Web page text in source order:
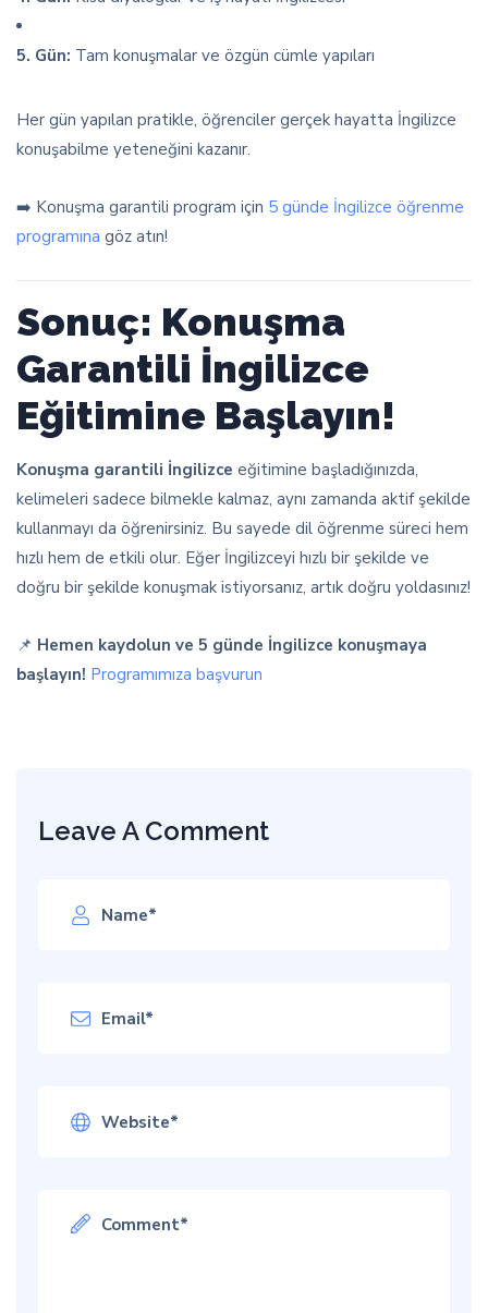
5. Gün: Tam konuşmalar ve özgün cümle yapıları
Her gün yapılan pratikle, öğrenciler gerçek hayatta İngilizce
konuşabilme yeteneğini kazanır.
➡️ Konuşma garantili program için 5 günde İngilizce öğrenme
programına göz atın!
Sonuç: Konuşma
Garantili İngilizce
Eğitimine Başlayın!
Konuşma garantili İngilizce eğitimine başladığınızda,
kelimeleri sadece bilmekle kalmaz, aynı zamanda aktif şekilde
kullanmayı da öğrenirsiniz. Bu sayede dil öğrenme süreci hem
hızlı hem de etkili olur. Eğer İngilizceyi hızlı bir şekilde ve
doğru bir şekilde konuşmak istiyorsanız, artık doğru yoldasınız!
📌 Hemen kaydolun ve 5 günde İngilizce konuşmaya
başlayın! Programımıza başvurun
Leave A Comment